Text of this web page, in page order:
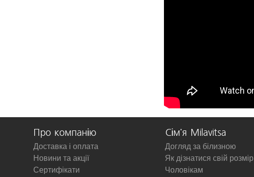
Про компанію
Доставка і оплата
Новини та акції
Сертифікати
Сім'я Milavitsa
Догляд за білизною
Як дізнатися свій розмір
Чоловікам